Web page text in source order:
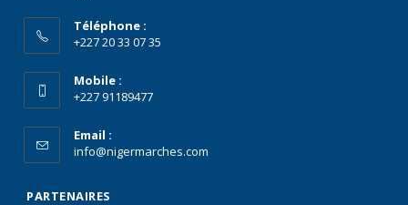
Téléphone :
+227 20 33 07 35
Mobile :
+227 91189477
Email :
info@nigermarches.com
PARTENAIRES